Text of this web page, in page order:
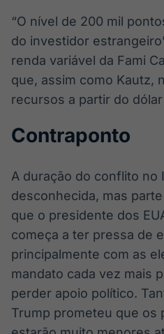
“O nível de 200 mil
do investidor
renda variável da Fami
que, assim como Kautz,
recursos a partir do
Contraponto
A duração do conflito no
desconhecida, mas
que o presidente dos
começa a ter pressa de
principalmente com as
mandato cada vez mais
perder apoio político.
Trump prometeu que os